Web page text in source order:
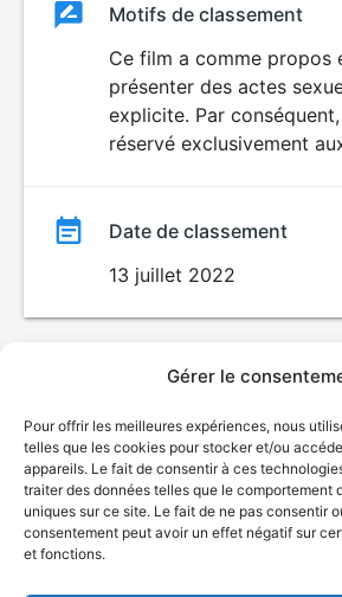
Gérer le
Pour offrir les meilleures expériences, nous
telles que les cookies pour stocker et/ou
appareils. Le fait de consentir à ces
traiter des données telles que le comportement
uniques sur ce site. Le fait de ne pas consentir
consentement peut avoir un effet négatif sur
et fonctions.
ClassementClassement
Motifs de classement
Ce film a comme propos
présenter des actes
explicite. Par
réservé exclusivement
Date de classement
13 juillet 2022